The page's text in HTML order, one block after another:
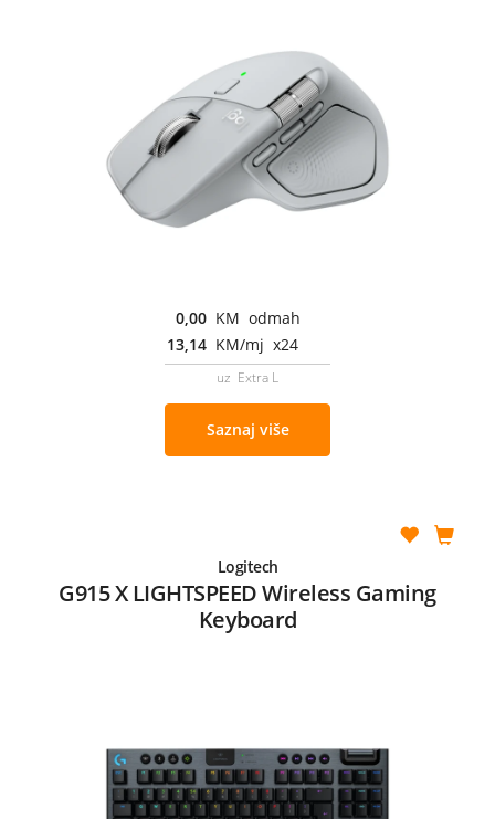
0,00 KM odmah
13,14 KM/mj x24
uz Extra L
Saznaj više
Logitech
G915 X LIGHTSPEED Wireless Gaming
Keyboard